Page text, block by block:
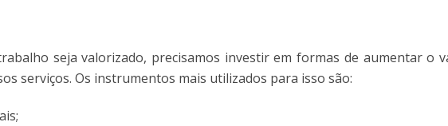
seja valorizado, precisamos investir em formas de aumentar o
serviços. Os instrumentos mais utilizados para isso são: